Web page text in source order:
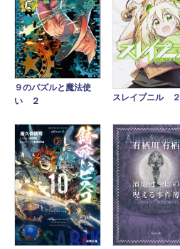
９のパズルと魔法使
い ２
スレイプニル ２